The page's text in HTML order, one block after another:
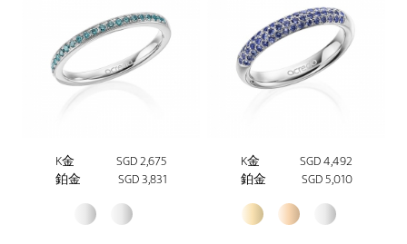
K金
SGD 2,675
鉑金
SGD 3,831
K金
SGD 4,492
鉑金
SGD 5,010